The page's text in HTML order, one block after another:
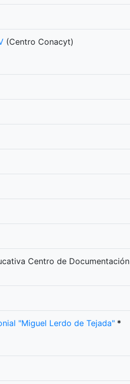
(Centro Conacyt)
Centro de Documentación
"Miguel Lerdo de Tejada" *